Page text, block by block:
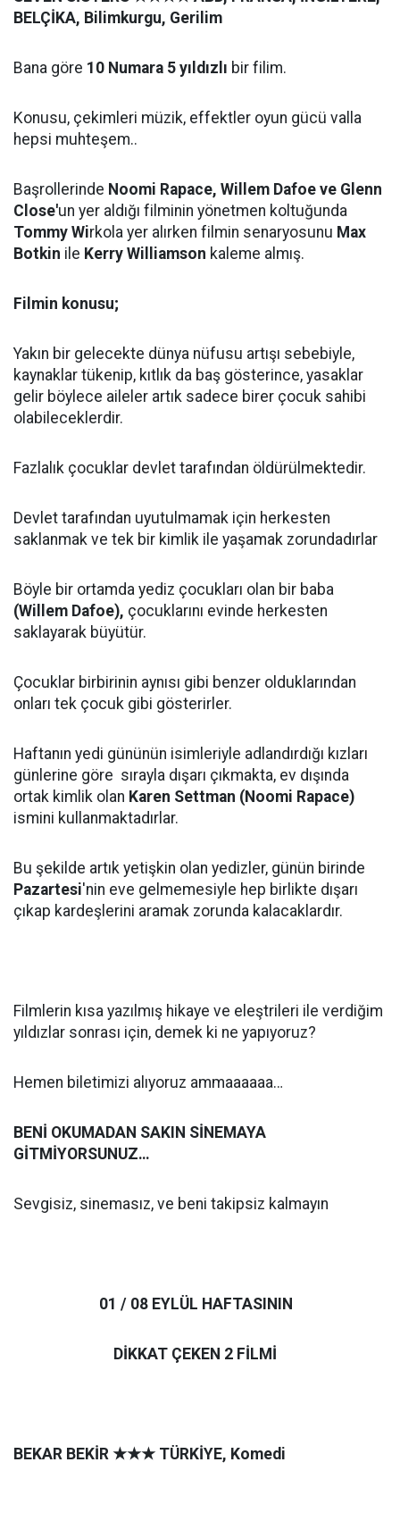
BELÇİKA, Bilimkurgu, Gerilim
Bana göre 10 Numara 5 yıldızlı bir filim.
Konusu, çekimleri müzik, effektler oyun gücü valla
hepsi muhteşem..
Başrollerinde Noomi Rapace, Willem Dafoe ve Glenn
Close'un yer aldığı filminin yönetmen koltuğunda
Tommy Wirkola yer alırken filmin senaryosunu Max
Botkin ile Kerry Williamson kaleme almış.
Filmin konusu;
Yakın bir gelecekte dünya nüfusu artışı sebebiyle,
kaynaklar tükenip, kıtlık da baş gösterince, yasaklar
gelir böylece aileler artık sadece birer çocuk sahibi
olabileceklerdir.
Fazlalık çocuklar devlet tarafından öldürülmektedir.
Devlet tarafından uyutulmamak için herkesten
saklanmak ve tek bir kimlik ile yaşamak zorundadırlar
Böyle bir ortamda yediz çocukları olan bir baba
(Willem Dafoe), çocuklarını evinde herkesten
saklayarak büyütür.
Çocuklar birbirinin aynısı gibi benzer olduklarından
onları tek çocuk gibi gösterirler.
Haftanın yedi gününün isimleriyle adlandırdığı kızları
günlerine göre sırayla dışarı çıkmakta, ev dışında
ortak kimlik olan Karen Settman (Noomi Rapace)
ismini kullanmaktadırlar.
Bu şekilde artık yetişkin olan yedizler, günün birinde
Pazartesi'nin eve gelmemesiyle hep birlikte dışarı
çıkap kardeşlerini aramak zorunda kalacaklardır.
Filmlerin kısa yazılmış hikaye ve eleştrileri ile verdiğim
yıldızlar sonrası için, demek ki ne yapıyoruz?
Hemen biletimizi alıyoruz ammaaaaaa…
BENİ OKUMADAN SAKIN SİNEMAYA
GİTMİYORSUNUZ…
Sevgisiz, sinemasız, ve beni takipsiz kalmayın
01 / 08 EYLÜL HAFTASININ
DİKKAT ÇEKEN 2 FİLMİ
BEKAR BEKİR ★★★ TÜRKİYE, Komedi